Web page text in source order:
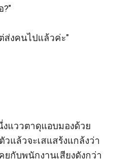
?"
ส่งคนไปแล้วค่ะ"
แววตาดุแอบมองด้วย
แล้วจะเสแสร้งแกล้งว่า
กับพนักงานเสียงดังกว่า